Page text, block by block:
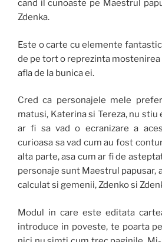
cand il cunoaste pe Maestrul
Zdenka.
Este o carte cu elemente
de pe tort o reprezinta
afla de la bunica ei.
Cred ca personajele mele
matusi, Katerina si Tereza, nu stiu
ar fi sa vad o ecranizare a
curioasa sa vad cum au fost
alta parte, asa cum ar fi de
personaje sunt Maestrul papusar,
calculat si gemenii, Zdenko si
Modul in care este editata
introduce in poveste, te poarta